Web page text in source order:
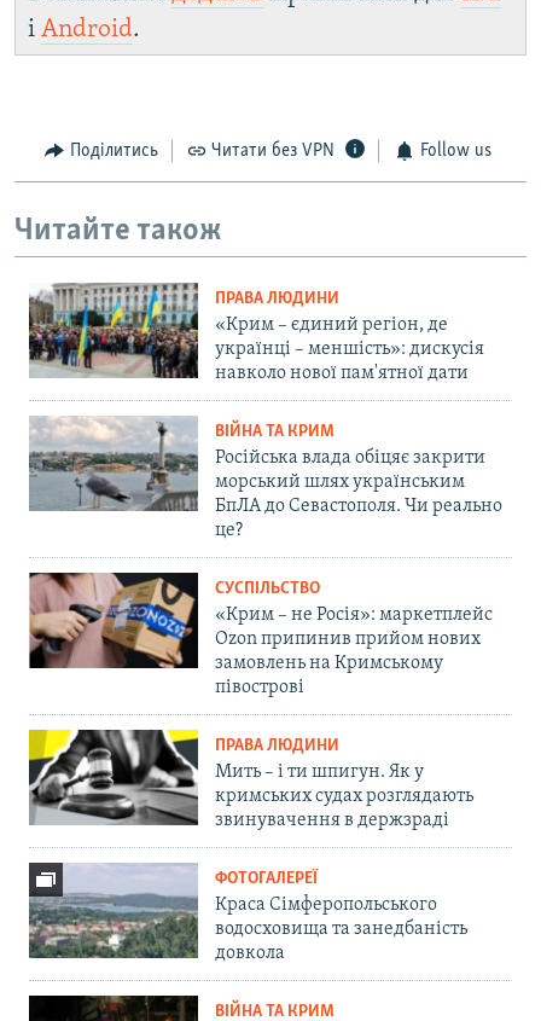
і Android.
Поділитись Читати без VPN Follow us
Читайте також
ПРАВА ЛЮДИНИ
«Крим – єдиний регіон, де
українці – меншість»: дискусія
навколо нової пам'ятної дати
ВІЙНА ТА КРИМ
Російська влада обіцяє закрити
морський шлях українським
БпЛА до Севастополя. Чи реально
це?
СУСПІЛЬСТВО
«Крим – не Росія»: маркетплейс
Ozon припинив прийом нових
замовлень на Кримському
півострові
ПРАВА ЛЮДИНИ
Мить – і ти шпигун. Як у
кримських судах розглядають
звинувачення в держзраді
ФОТОГАЛЕРЕЇ
Краса Сімферопольського
водосховища та занедбаність
довкола
ВІЙНА ТА КРИМ